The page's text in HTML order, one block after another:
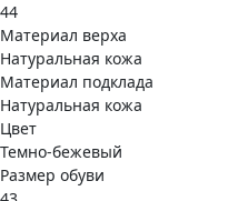
44
Материал верха
Натуральная кожа
Материал подклада
Натуральная кожа
Цвет
Темно-бежевый
Размер обуви